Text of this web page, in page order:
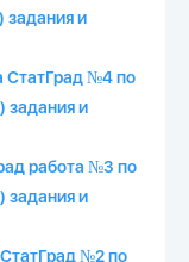
и
СтатГрад №4 по
задания и
работа №3 по
задания и
СтатГрад №2 по